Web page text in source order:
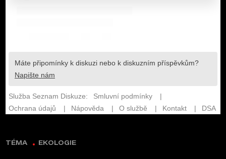
TÉMA EKOLOGIE